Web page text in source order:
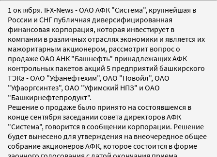
1 октября. IFX-News - ОАО АФК "Система", крупнейшая в
России и СНГ публичная диверсифицированная
финансовая корпорация, которая инвестирует в
компании в различных отраслях экономики и является их
мажоритарным акционером, рассмотрит вопрос о
продаже ОАО АНК "Башнефть" принадлежащих АФК
контрольных пакетов акций 5 предприятий башкирского
ТЭКа - ОАО "Уфанефтехим", ОАО "Новойл", ОАО
"Уфаоргсинтез", ОАО "Уфимский НПЗ" и ОАО
"Башкирнефтепродукт".
Решение о продаже было принято на состоявшемся в
конце сентября заседании совета директоров АФК
"Система", говорится в сообщении корпорации. Решение
будет вынесено для утверждения на внеочередное общее
собрание акционеров АФК, которое состоится в форме